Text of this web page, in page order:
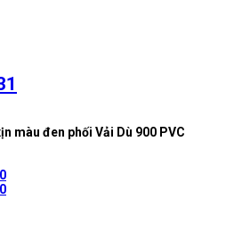
màu đen phối Vải Dù 900 PVC